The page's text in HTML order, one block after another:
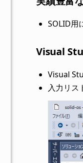
SOLID用
Visual
Visual
入力リス